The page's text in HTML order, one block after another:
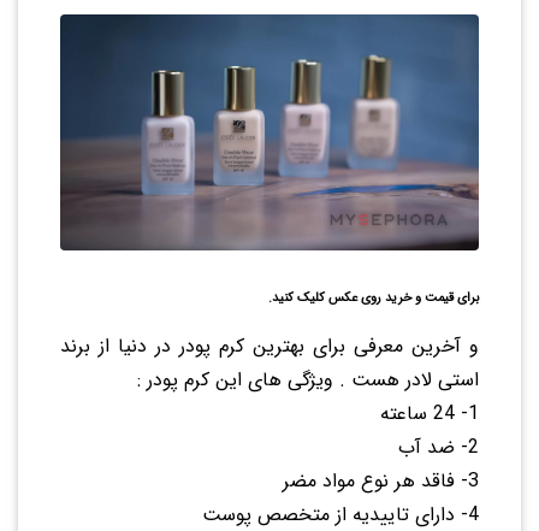
برای قیمت و خرید روی عکس کلیک کنید.
و آخرین معرفی برای بهترین کرم پودر در دنیا از برند
استی لادر هست . ویژگی های این کرم پودر :
1- 24 ساعته
2- ضد آب
3- فاقد هر نوع مواد مضر
4- دارای تاییدیه از متخصص پوست